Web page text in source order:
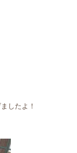
したよ！